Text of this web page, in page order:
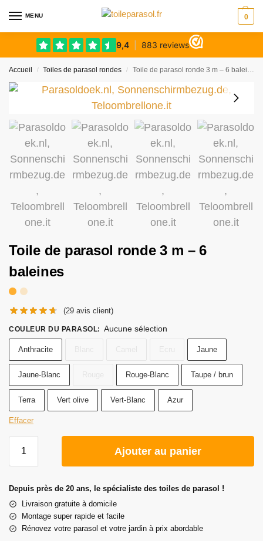
MENU 0
Accueil / Toiles de parasol rondes / Toile de parasol ronde 3 m – 6 baleines
Toile de parasol ronde 3 m – 6
baleines
(29 avis client)
COULEUR DU PARASOL: Aucune sélection
Anthracite Jaune
Jaune-Blanc Rouge-Blanc Taupe / brun
Terra Vert olive Vert-Blanc Azur
Effacer
Ajouter au panier
Depuis près de 20 ans, le spécialiste des toiles de parasol !
Livraison gratuite à domicile
Montage super rapide et facile
Rénovez votre parasol et votre jardin à prix abordable